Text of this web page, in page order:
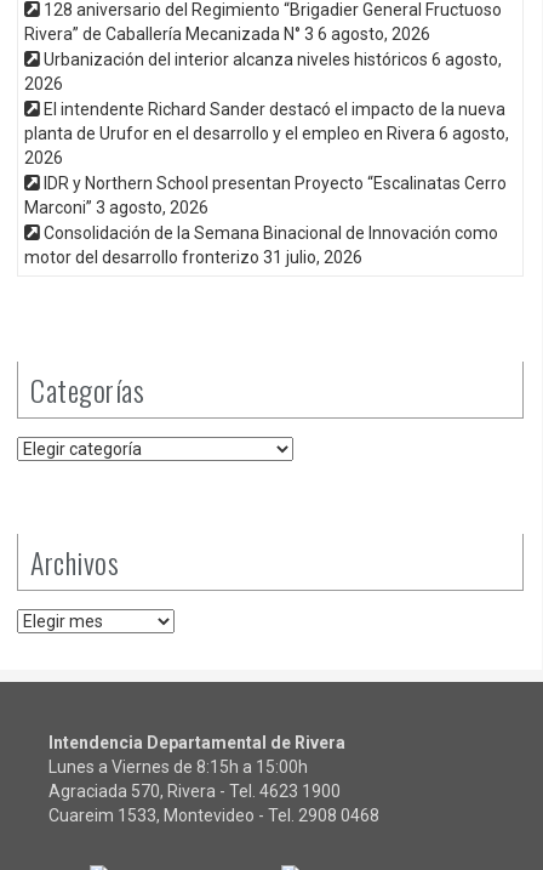
128 aniversario del Regimiento “Brigadier General Fructuoso
Rivera” de Caballería Mecanizada N° 3 6 agosto, 2026
Urbanización del interior alcanza niveles históricos 6 agosto,
2026
El intendente Richard Sander destacó el impacto de la nueva
planta de Urufor en el desarrollo y el empleo en Rivera 6 agosto,
2026
IDR y Northern School presentan Proyecto “Escalinatas Cerro
Marconi” 3 agosto, 2026
Consolidación de la Semana Binacional de Innovación como
motor del desarrollo fronterizo 31 julio, 2026
Categorías
Categorías
Archivos
Archivos
Intendencia Departamental de Rivera
Lunes a Viernes de 8:15h a 15:00h
Agraciada 570, Rivera - Tel. 4623 1900
Cuareim 1533, Montevideo - Tel. 2908 0468